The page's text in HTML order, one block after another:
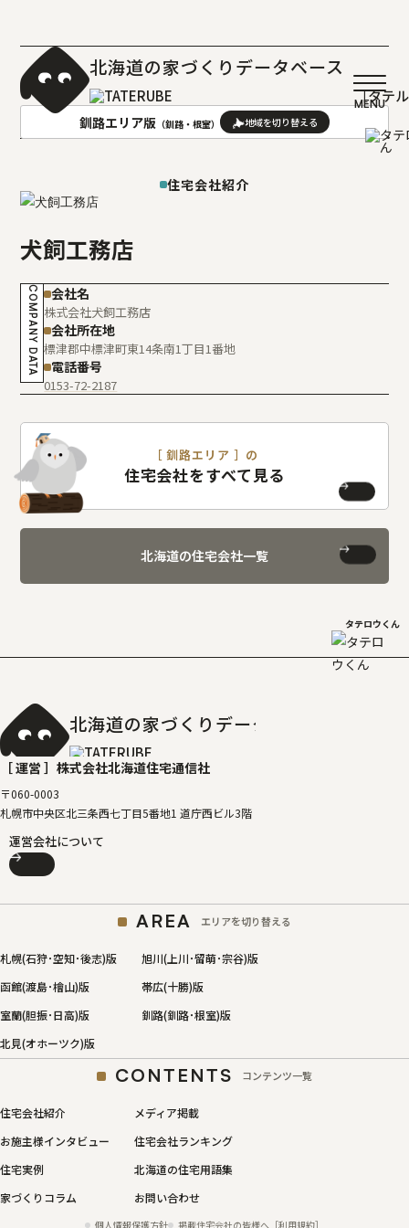
北海道の家づくりデータベース
［タテ
釧路エリア版 （釧路・根室）
函館(渡島･檜山)版
室蘭(胆振･日高)版
釧路(釧路･根室)版
北見(オホーツク)版
住宅会社紹介
犬飼工務店
COMPANY DATA 会社名
株式会社犬飼工務店
会社所在地
標津郡中標津町東14条南1丁目1番地
電話番号
0153-72-2187
［ 釧路エリア ］の
住宅会社をすべて見る
北海道の住宅会社一覧
タテロウくん
北海道の家づくりデータベース
［ 運営 ］ 株式会社北海道住宅通信社
〒060-0003
札幌市中央区北三条西七丁目5番地1 道庁西ビル3階
運営会社について
AREA エリアを切り替える
札幌(石狩･空知･後志)版
旭川(上川･留萌･宗谷)版
函館(渡島･檜山)版
帯広(十勝)版
室蘭(胆振･日高)版
釧路(釧路･根室)版
北見(オホーツク)版
CONTENTS コンテンツ一覧
住宅会社紹介
メディア掲載
お施主様インタビュー
住宅会社ランキング
住宅実例
北海道の住宅用語集
家づくりコラム
お問い合わせ
個人情報保護方針 掲載住宅会社の皆様へ［利用規約］